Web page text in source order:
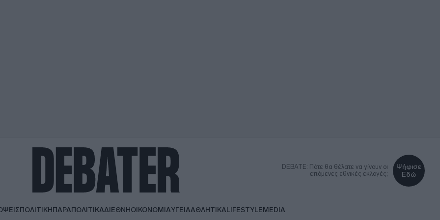
DEBATE: Πότε θα θέλατε να γίνουν οι
επόμενες εθνικές εκλογές;
Ψήφισε
Εδώ
ΠΟΛΙΤΙΚΗΠΑΡΑΠΟΛΙΤΙΚΑΔΙΕΘΝΗΟΙΚΟΝΟΜΙΑΥΓΕΙΑΑΘΛΗΤΙΚΑLIFESTYLEMEDIA